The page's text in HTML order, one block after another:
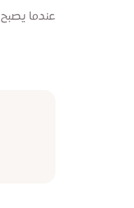
عندما يصبح